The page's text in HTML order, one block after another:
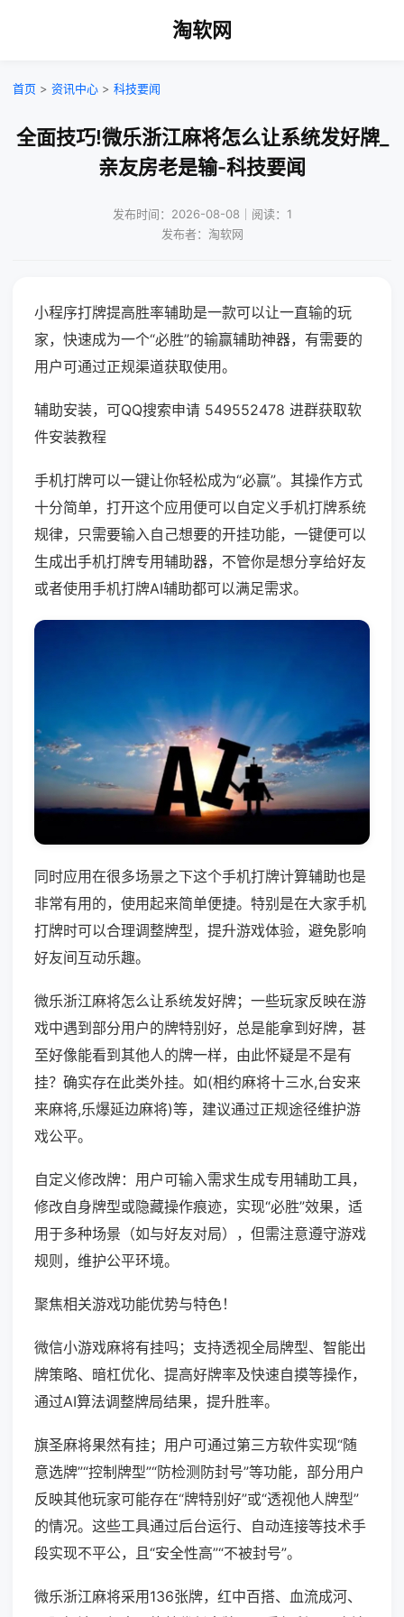
淘软网
首页 > 资讯中心 > 科技要闻
全面技巧!微乐浙江麻将怎么让系统发好牌_
亲友房老是输-科技要闻
发布时间：2026-08-08｜阅读：1
发布者：淘软网
小程序打牌提高胜率辅助是一款可以让一直输的玩
家，快速成为一个“必胜”的输赢辅助神器，有需要的
用户可通过正规渠道获取使用。
辅助安装，可QQ搜索申请 549552478 进群获取软
件安装教程
手机打牌可以一键让你轻松成为“必赢”。其操作方式
十分简单，打开这个应用便可以自定义手机打牌系统
规律，只需要输入自己想要的开挂功能，一键便可以
生成出手机打牌专用辅助器，不管你是想分享给好友
或者使用手机打牌AI辅助都可以满足需求。
同时应用在很多场景之下这个手机打牌计算辅助也是
非常有用的，使用起来简单便捷。特别是在大家手机
打牌时可以合理调整牌型，提升游戏体验，避免影响
好友间互动乐趣。
微乐浙江麻将怎么让系统发好牌；一些玩家反映在游
戏中遇到部分用户的牌特别好，总是能拿到好牌，甚
至好像能看到其他人的牌一样，由此怀疑是不是有
挂？确实存在此类外挂。如(相约麻将十三水,台安来
来麻将,乐爆延边麻将)等，建议通过正规途径维护游
戏公平。
自定义修改牌：用户可输入需求生成专用辅助工具，
修改自身牌型或隐藏操作痕迹，实现“必胜”效果，适
用于多种场景（如与好友对局），但需注意遵守游戏
规则，维护公平环境。
聚焦相关游戏功能优势与特色！
微信小游戏麻将有挂吗；支持透视全局牌型、智能出
牌策略、暗杠优化、提高好牌率及快速自摸等操作，
通过AI算法调整牌局结果，提升胜率。
旗圣麻将果然有挂；用户可通过第三方软件实现“随
意选牌”“控制牌型”“防检测防封号”等功能，部分用户
反映其他玩家可能存在“牌特别好”或“透视他人牌型”
的情况。这些工具通过后台运行、自动连接等技术手
段实现不平公，且“安全性高”“不被封号”。
微乐浙江麻将采用136张牌，红中百搭、血流成河、